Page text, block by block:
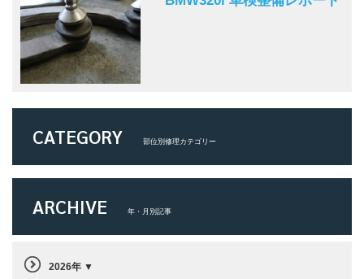
CATEGORY 部位別修理カテゴリー
ARCHIVE 年・月別記事
2026年